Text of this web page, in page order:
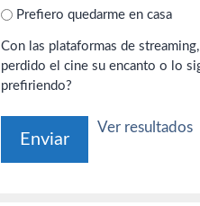
Prefiero quedarme en casa
Con las plataformas de streaming, ¿ha
perdido el cine su encanto o lo sigues
prefiriendo?
Ver resultados